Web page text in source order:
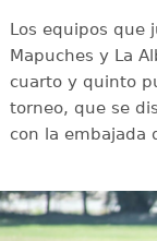
Los equipos que
Mapuches y La
cuarto y quinto
torneo, que se
con la embajada